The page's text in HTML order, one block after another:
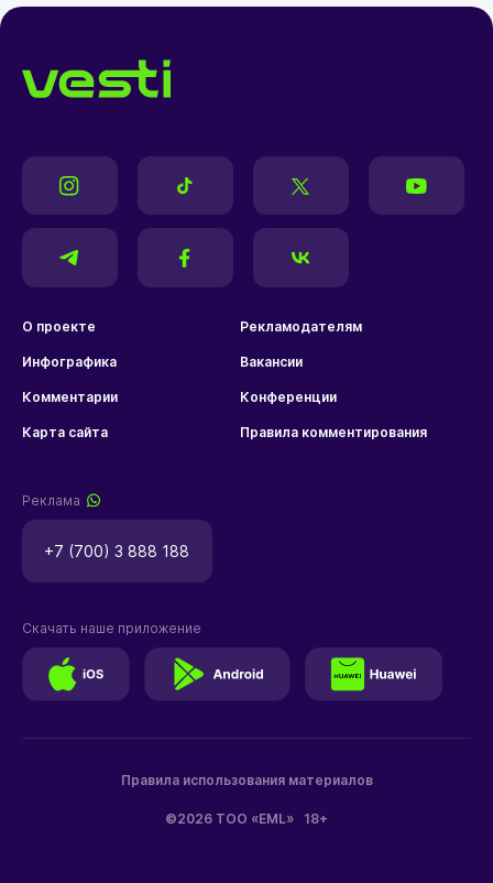
О проекте Рекламодателям
Инфографика Вакансии
Комментарии Конференции
Карта сайта Правила комментирования
Реклама
+7 (700) 3 888 188
©2026 ТОО «EML» 18+
Правила использования материалов
Скачать наше приложение